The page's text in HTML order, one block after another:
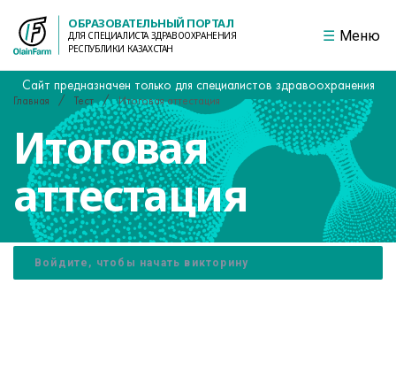
ОБРАЗОВАТЕЛЬНЫЙ ПОРТАЛ
ДЛЯ СПЕЦИАЛИСТА ЗДРАВООХРАНЕНИЯ
РЕСПУБЛИКИ КАЗАХСТАН
Меню
Сайт предназначен только для специалистов здравоохранения
Главная Тест Итоговая аттестация
Итоговая
аттестация
Войдите, чтобы начать викторину